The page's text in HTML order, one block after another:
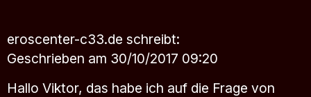
eroscenter-c33.de schreibt:
Geschrieben am 30/10/2017 09:20
Hallo Viktor, das habe ich auf die Frage von